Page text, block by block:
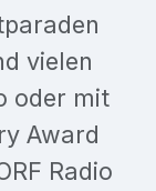
vielen
oder mit
Award
Radio